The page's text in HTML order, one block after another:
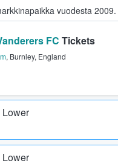
vuodesta 2009.
ja myyvät lippuja
FC Tickets
, Burnley, England